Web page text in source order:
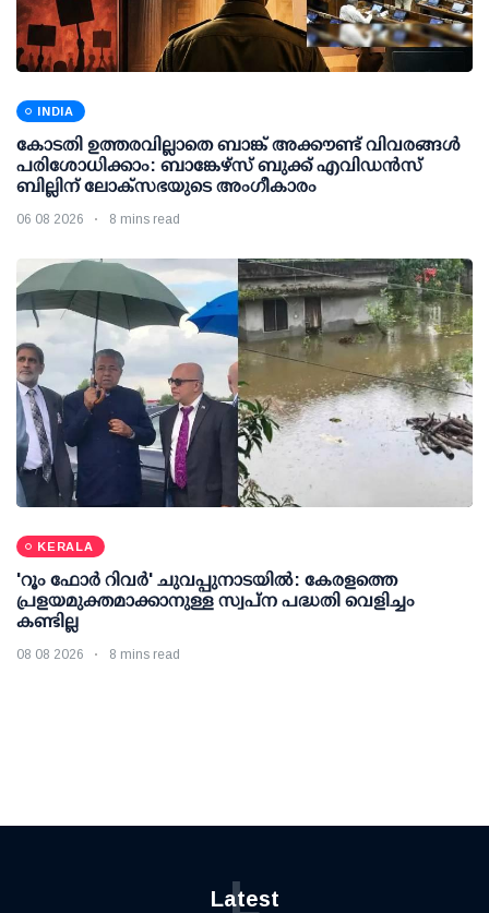
INDIA
കോടതി ഉത്തരവില്ലാതെ ബാങ്ക് അക്കൗണ്ട് വിവരങ്ങള്‍
പരിശോധിക്കാം: ബാങ്കേഴ്സ് ബുക്ക് എവിഡന്‍സ്
ബില്ലിന് ലോക്സഭയുടെ അംഗീകാരം
06 08 2026 8 mins read
KERALA
'റൂം ഫോര്‍ റിവര്‍' ചുവപ്പുനാടയില്‍: കേരളത്തെ
പ്രളയമുക്തമാക്കാനുള്ള സ്വപ്ന പദ്ധതി വെളിച്ചം
കണ്ടില്ല
08 08 2026 8 mins read
Latest
L